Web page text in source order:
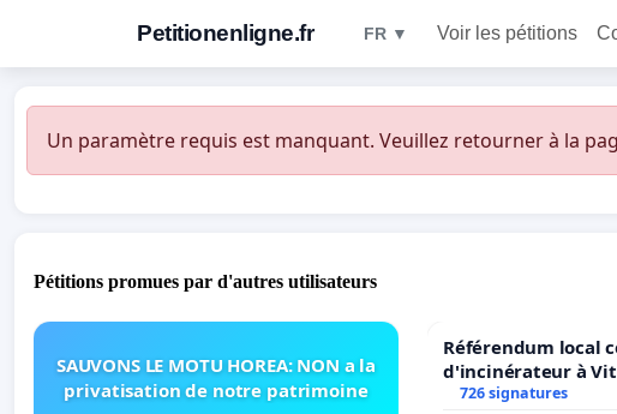
Petitionenligne.fr FR ▼ Voir les pétitions
Un paramètre requis est manquant. Veuillez retourner à la
Pétitions promues par d'autres utilisateurs
SAUVONS LE MOTU HOREA: NON a la
privatisation de notre patrimoine
Référendum local
d'incinérateur à
726 signatures